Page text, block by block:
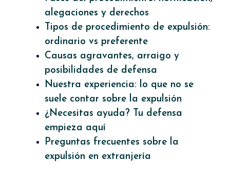
alegaciones y derechos
Tipos de procedimiento de expulsión:
ordinario vs preferente
Causas agravantes, arraigo y
posibilidades de defensa
Nuestra experiencia: lo que no se
suele contar sobre la expulsión
¿Necesitas ayuda? Tu defensa
empieza aquí
Preguntas frecuentes sobre la
expulsión en extranjería